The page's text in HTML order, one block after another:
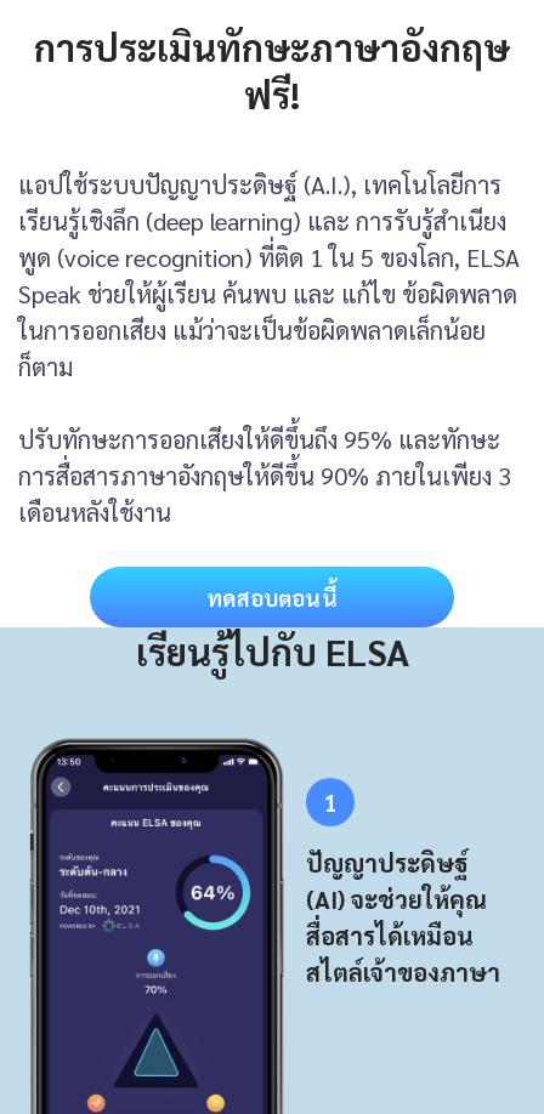
การประเมินทักษะภาษาอังกฤษ
ฟรี!
แอปใช้ระบบปัญญาประดิษฐ์ (A.I.), เทคโนโลยีการ
เรียนรู้เชิงลึก (deep learning) และ การรับรู้สำเนียง
พูด (voice recognition) ที่ติด 1 ใน 5 ของโลก, ELSA
Speak ช่วยให้ผู้เรียน ค้นพบ และ แก้ไข ข้อผิดพลาด
ในการออกเสียง แม้ว่าจะเป็นข้อผิดพลาดเล็กน้อย
ก็ตาม
ปรับทักษะการออกเสียงให้ดีขึ้นถึง 95% และทักษะ
การสื่อสารภาษาอังกฤษให้ดีขึ้น 90% ภายในเพียง 3
เดือนหลังใช้งาน
ทดสอบตอนนี้
เรียนรู้ไปกับ ELSA
1
ปัญญาประดิษฐ์
(AI) จะช่วยให้คุณ
สื่อสารได้เหมือน
สไตล์เจ้าของภาษา